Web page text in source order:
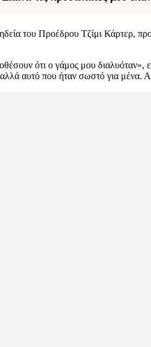
του Προέδρου Τζίμι Κάρτερ,
ότι ο γάμος μου
αυτό που ήταν σωστό για μένα.